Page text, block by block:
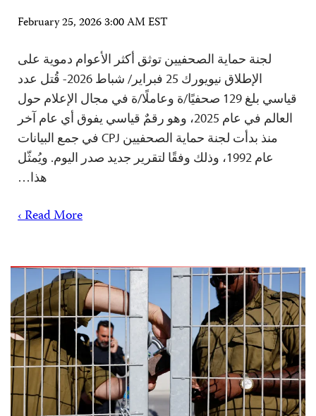
February 25, 2026 3:00 AM EST
لجنة حماية الصحفيين توثق أكثر الأعوام دموية على
الإطلاق نيويورك 25 فبراير/ شباط 2026- قُتل عدد
قياسي بلغ 129 صحفيًا/ة وعاملًا/ة في مجال الإعلام حول
العالم في عام 2025، وهو رقمٌ قياسي يفوق أي عام آخر
منذ بدأت لجنة حماية الصحفيين CPJ في جمع البيانات
عام 1992، وذلك وفقًا لتقرير جديد صدر اليوم. ويُمثّل
هذا…
Read More ›